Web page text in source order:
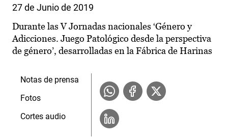
27 de Junio de 2019
Durante las V Jornadas nacionales ‘Género y
Adicciones. Juego Patológico desde la perspectiva
de género’, desarrolladas en la Fábrica de Harinas
Notas de prensa
Fotos
Cortes audio